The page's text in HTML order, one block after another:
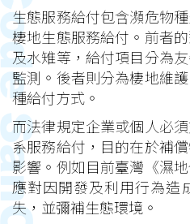
生態服務給付包含瀕危物
棲地生態服務給付。前者
及水雉等，給付項目分為
監測。後者則分為棲地維
種給付方式。
而法律規定企業或個人必
系服務給付，目的在於補
影響。例如目前臺灣《濕
應對因開發及利用行為造
失，並彌補生態環境。